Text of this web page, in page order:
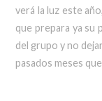
verá la luz este
que prepara ya su
del grupo y no
pasados meses